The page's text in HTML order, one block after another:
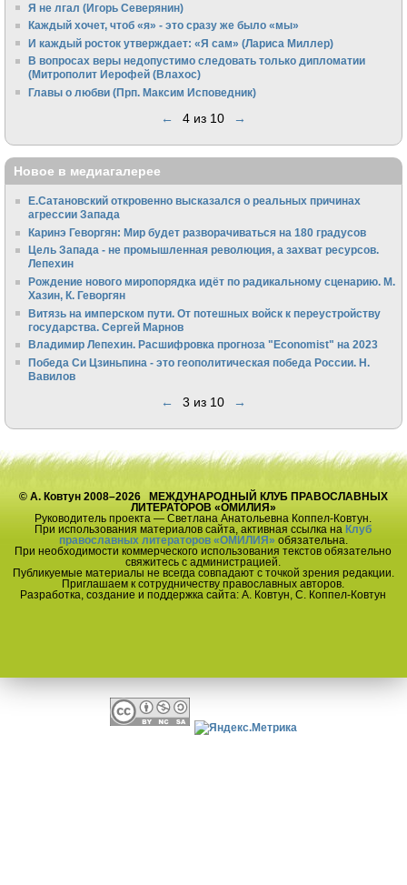
Я не лгал (Игорь Северянин)
Каждый хочет, чтоб «я» - это сразу же было «мы»
И каждый росток утверждает: «Я сам» (Лариса Миллер)
В вопросах веры недопустимо следовать только дипломатии
(Митрополит Иерофей (Влахос)
Главы о любви (Прп. Максим Исповедник)
← 4 из 10 →
Новое в медиагалерее
Е.Сатановский откровенно высказался о реальных причинах
агрессии Запада
Каринэ Геворгян: Мир будет разворачиваться на 180 градусов
Цель Запада - не промышленная революция, а захват ресурсов.
Лепехин
Рождение нового миропорядка идёт по радикальному сценарию. М.
Хазин, К. Геворгян
Витязь на имперском пути. От потешных войск к переустройству
государства. Сергей Марнов
Владимир Лепехин. Расшифровка прогноза "Economist" на 2023
Победа Си Цзиньпина - это геополитическая победа России. Н.
Вавилов
← 3 из 10 →
© А. Ковтун 2008–2026 МЕЖДУНАРОДНЫЙ КЛУБ ПРАВОСЛАВНЫХ
ЛИТЕРАТОРОВ «ОМИЛИЯ»
Руководитель проекта — Светлана Анатольевна Коппел-Ковтун.
При использования материалов сайта, активная ссылка наКлуб
православных литераторов «ОМИЛИЯ» обязательна.
При необходимости коммерческого использования текстов обязательно
свяжитесь с администрацией.
Публикуемые материалы не всегда совпадают с точкой зрения редакции.
Приглашаем к сотрудничеству православных авторов.
Разработка, создание и поддержка сайта: А. Ковтун, С. Коппел-Ковтун